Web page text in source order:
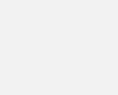
централизованный
отказа,
в его